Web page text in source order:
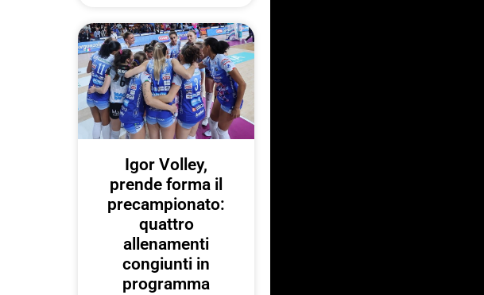
Igor Volley,
prende forma il
precampionato:
quattro
allenamenti
congiunti in
programma